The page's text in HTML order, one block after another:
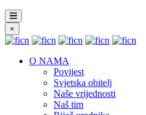
×
O NAMA
Povijest
Svjetska obitelj
Naše vrijednosti
Naš tim